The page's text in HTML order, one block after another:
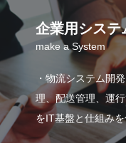
企業用システ
make a System
・物流システム開
理、配送管理、運
をIT基盤と仕組み